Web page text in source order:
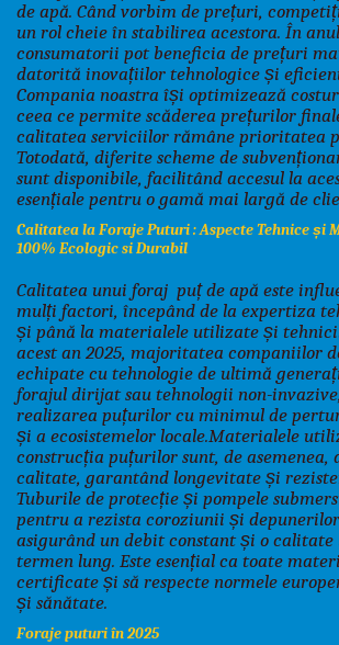
de apă. Când vorbim de prețuri,
un rol cheie în stabilirea acestora. În
consumatorii pot beneficia de prețuri
datorită inovațiilor tehnologice și
Compania noastra își optimizează
ceea ce permite scăderea prețurilor
calitatea serviciilor rămâne prioritatea
Totodată, diferite scheme de
sunt disponibile, facilitând accesul la
esențiale pentru o gamă mai largă de
Calitatea la Foraje Puturi : Aspecte Tehnice și
100% Ecologic si Durabil
Calitatea unui foraj puț de apă este
mulți factori, începând de la expertiza
și până la materialele utilizate și
acest an 2025, majoritatea companiilor
echipate cu tehnologie de ultimă
forajul dirijat sau tehnologii non-
realizarea puțurilor cu minimul de
și a ecosistemelor locale.Materialele
construcția puțurilor sunt, de asemenea,
calitate, garantând longevitate și
Tuburile de protecție și pompele
pentru a rezista coroziunii și
asigurând un debit constant și o calitate
termen lung. Este esențial ca toate
certificate și să respecte normele
și sănătate.
Foraje puturi în 2025